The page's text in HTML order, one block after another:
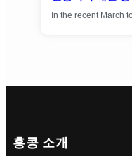
In the recent March
홍콩 소개